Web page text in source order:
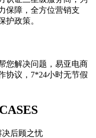
保障，全方位营销支
护政策。
您解决问题，易亚电商
协议，7*24小时无节假
后顾之忧